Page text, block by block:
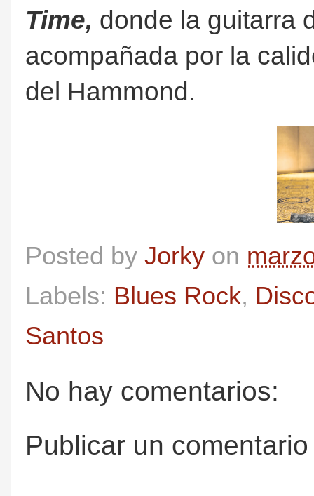
Time, donde la guitarra
acompañada por la
del Hammond.
Posted by Jorky on
Labels: Blues Rock,
Santos
No hay comentarios:
Publicar un comentario